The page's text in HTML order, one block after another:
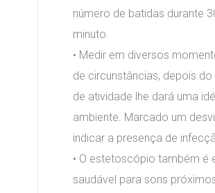
número de batidas durante
minuto.
• Medir em diversos
de circunstâncias, depois
de atividade lhe dará uma
ambiente. Marcado um
indicar a presença de
• O estetoscópio também é
saudável para sons